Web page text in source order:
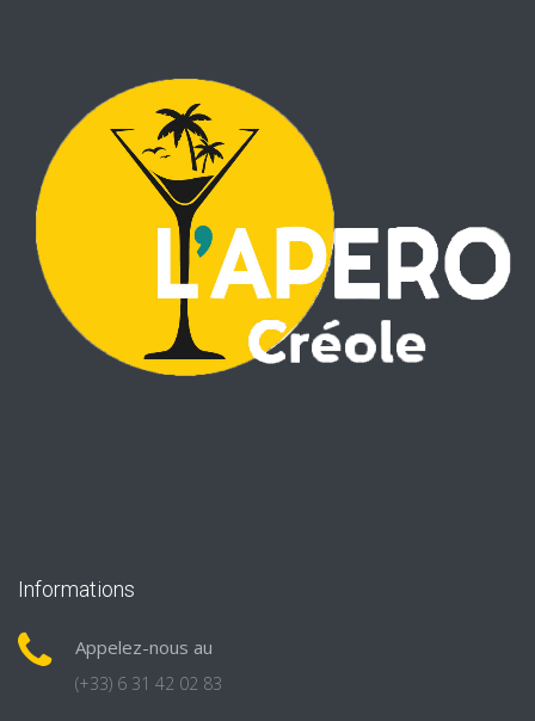
Informations
Appelez-nous au
(+33) 6 31 42 02 83